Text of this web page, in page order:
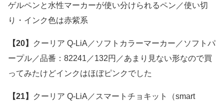
ゲルペンと水性マーカーが使い分けられるペン／使い切
り・インク色は赤紫系
【20】
クーリア Q-LiA／ソフトカラーマーカー／ソフトパ
ープル／品番：82241／132円／あまり見ない形なので買
ってみたけどインクはほぼピンクでした
【21】
クーリア Q-LiA／スマートチョキット（smart